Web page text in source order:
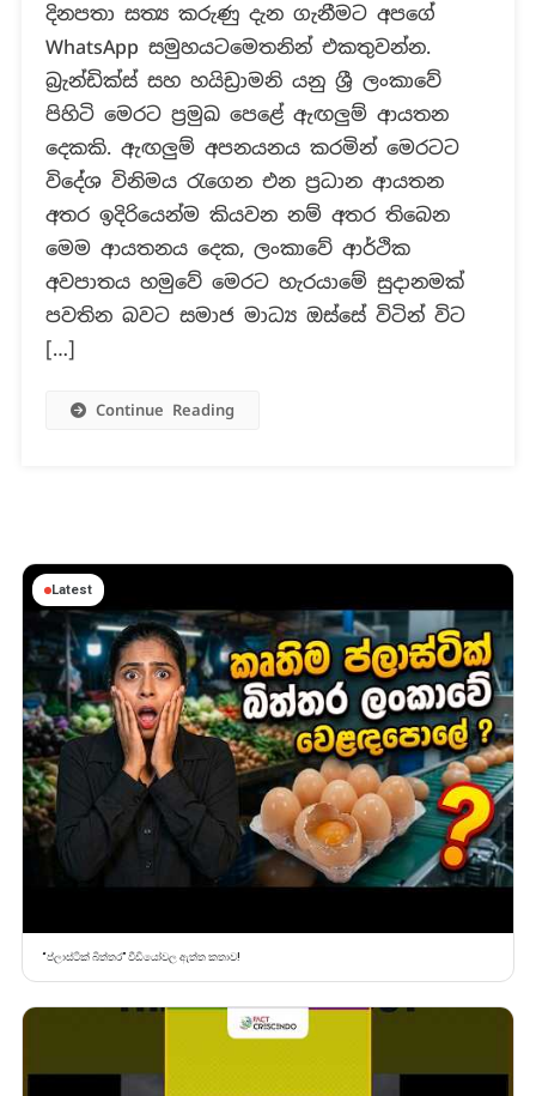
සහ
Hirdaramani
ඇඟළුම්
ආයතන,
ලංකාව
හැරයන
බවට
පළවන
පුවත්
අසත්‍යයි
දිනපතා සත්‍ය කරුණු දැන ගැනීමට අපගේ
WhatsApp සමුහයටමෙතනින් එකතුවන්න.
බ්‍රැන්ඩික්ස් සහ හයිඩ්‍රාමනි යනු ශ්‍රී ලංකාවේ
පිහිටි මෙරට ප්‍රමුඛ පෙළේ ඇඟලුම් ආයතන
දෙකකි. ඇඟලුම් අපනයනය කරමින් මෙරටට
විදේශ විනිමය රැගෙන එන ප්‍රධාන ආයතන
අතර ඉදිරියෙන්ම කියවන නම් අතර තිබෙන
මෙම ආයතනය දෙක, ලංකාවේ ආර්ථික
අවපාතය හමුවේ මෙරට හැරයාමේ සුදානමක්
පවතින බවට සමාජ මාධ්‍ය ඔස්සේ විටින් විට
[…]
Continue Reading
Latest
“ප්ලාස්ටික් බිත්තර” වීඩියෝවල ඇත්ත කතාව!